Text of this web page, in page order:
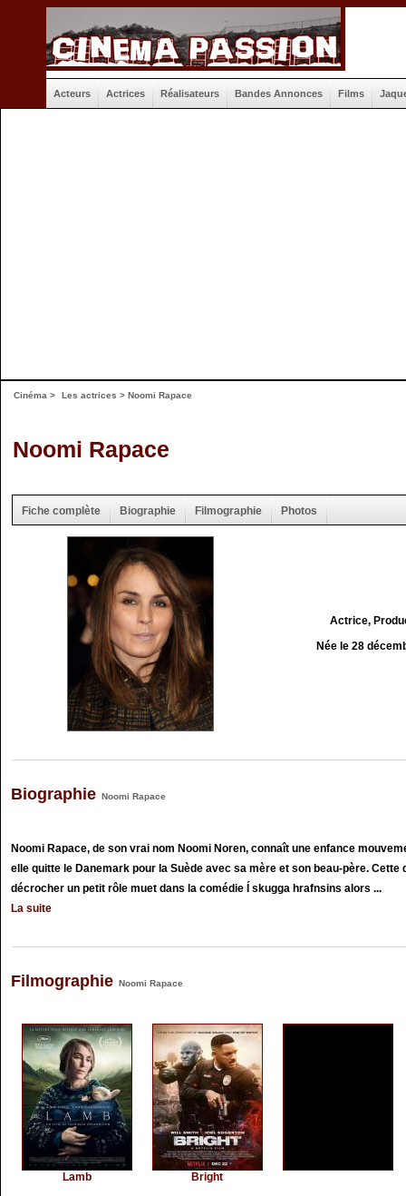
Acteurs Actrices Réalisateurs Bandes Annonces Films
Cinéma > Les actrices > Noomi Rapace
Noomi Rapace
Fiche complète Biographie Filmographie Photos
Actrice,
Née le 28
Biographie Noomi Rapace
Noomi Rapace, de son vrai nom Noomi Noren, connaît une enfance
elle quitte le Danemark pour la Suède avec sa mère et son beau-père.
décrocher un petit rôle muet dans la comédie Í skugga hrafnsins alors ...
La suite
Filmographie Noomi Rapace
Lamb Bright